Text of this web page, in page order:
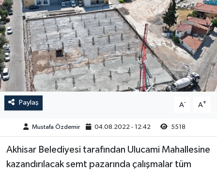
Paylaş A- A+
Mustafa Özdemir 04.08.2022 - 12:42 5518
Akhisar Belediyesi tarafından Ulucami Mahallesine
kazandırılacak semt pazarında çalışmalar tüm
Magazin
Duyurular
Kadın
Teknoloji
Yerel Haber
Akhisar Emlak
Duyurular
Tarım-Gıda
Sektörel
Röportaj
Kadın